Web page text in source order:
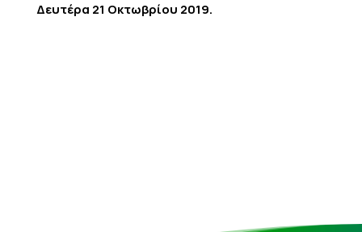
Δευτέρα 21 Οκτωβρίου 2019.